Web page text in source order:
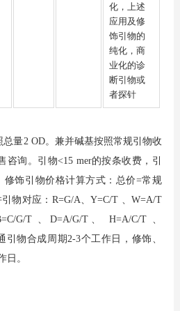
化，上述
应用及修
饰引物的
纯化，商
业化的诊
断引物或
者探针
量2 OD。兼并碱基按照常规引物收
询。引物<15 mer的按条收费，引
修饰引物价格计算方式：总价=常规
物对应：R=G/A、Y=C/T 、W=A/T
G/T 、D=A/G/T、 H=A/C/T 、
引物合成周期2-3个工作日，修饰、
日。